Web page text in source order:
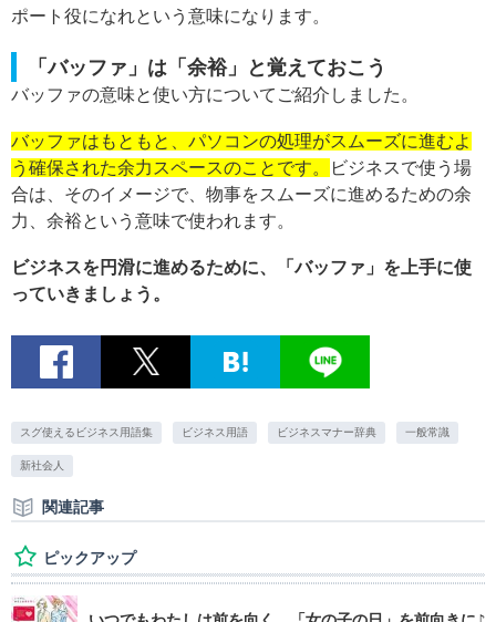
ポート役になれという意味になります。
「バッファ」は「余裕」と覚えておこう
バッファの意味と使い方についてご紹介しました。
バッファはもともと、パソコンの処理がスムーズに進むよ
う確保された余力スペースのことです。
ビジネスで使う場
合は、そのイメージで、物事をスムーズに進めるための余
力、余裕という意味で使われます。
ビジネスを円滑に進めるために、「バッファ」を上手に使
っていきましょう。
スグ使えるビジネス用語集 ビジネス用語 ビジネスマナー辞典 一般常識
新社会人
関連記事
ピックアップ